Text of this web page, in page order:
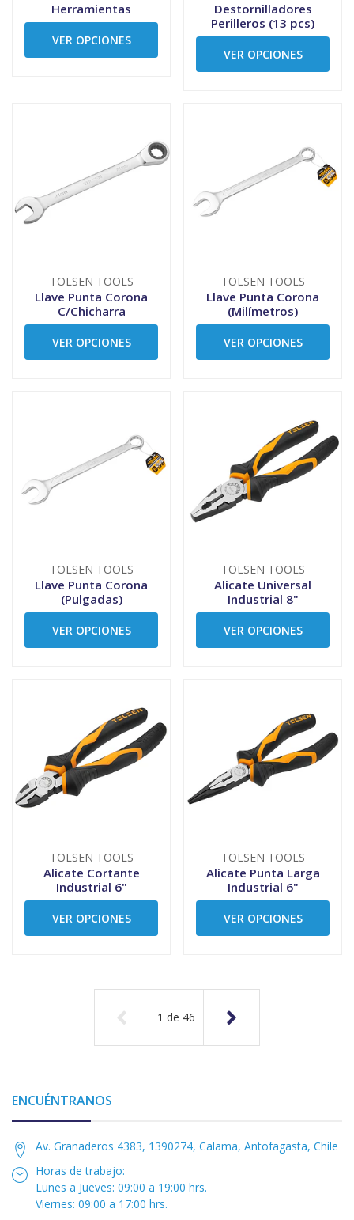
Herramientas
VER OPCIONES
Destornilladores
Perilleros (13 pcs)
VER OPCIONES
TOLSEN TOOLS
Llave Punta Corona
C/Chicharra
VER OPCIONES
TOLSEN TOOLS
Llave Punta Corona
(Milímetros)
VER OPCIONES
TOLSEN TOOLS
Llave Punta Corona
(Pulgadas)
VER OPCIONES
TOLSEN TOOLS
Alicate Universal
Industrial 8"
VER OPCIONES
TOLSEN TOOLS
Alicate Cortante
Industrial 6"
VER OPCIONES
TOLSEN TOOLS
Alicate Punta Larga
Industrial 6"
VER OPCIONES
1 de 46
ENCUÉNTRANOS
Av. Granaderos 4383, 1390274, Calama, Antofagasta, Chile
Horas de trabajo:
Lunes a Jueves: 09:00 a 19:00 hrs.
Viernes: 09:00 a 17:00 hrs.